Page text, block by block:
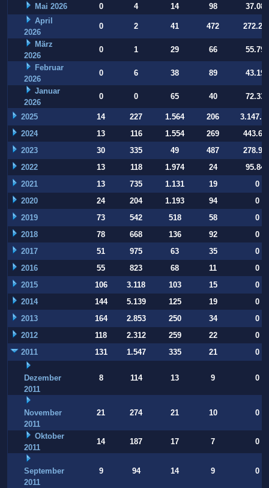
Mai 2026 0 4 14 98
37.084
April
2026
0 2 41 472
März
2026
0 1 29 66
55.794
Februar
2026
0 6 38 89
43.197
Januar
2026
0 0 65 40 72.332
2025 14 227 1.564 206
2024
13 116 1.554 269
2023
30 335 49 487
2022
13 118 1.974 24
95.847
2021
13 735 1.131 19
0
2020
24 204 1.193 94
0
2019
73 542 518 58
0
2018
78 668 136 92
0
2017
51 975 63 35
0
2016
55 823 68 11
0
2015
106 3.118 103 15
0
2014
144 5.139 125 19
0
2013
164 2.853 250 34
0
2012
118 2.312 259 22
0
2011
131 1.547 335 21 0
Dezember
2011
8 114 13 9 0
November
2011
21 274 21 10 0
Oktober
2011
14 187 17 7 0
September
2011
9 94 14 9 0